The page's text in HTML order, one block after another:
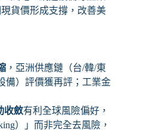
貨價形成支撐，改善美
，亞洲供應鏈（台/韓/東
備）評價獲再評；工業金
收斂有利全球風險偏好，
）」而非完全去風險，